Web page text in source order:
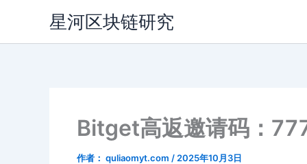
内
星河区块链研究
Bitget高返邀请码：
作者： quliaomyt.com / 2025年10月3日